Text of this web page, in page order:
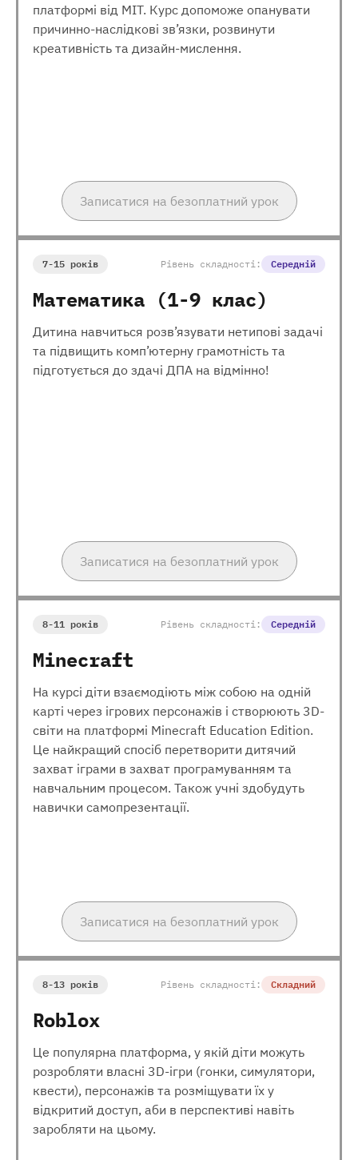
платформі від МІТ. Курс допоможе опанувати
причинно-наслідкові зв’язки, розвинути
креативність та дизайн-мислення.
Записатися на безоплатний урок
7-15 років Рівень складності: Середній
Математика (1-9 клас)
Дитина навчиться розв’язувати нетипові задачі
та підвищить комп’ютерну грамотність та
підготується до здачі ДПА на відмінно!
Записатися на безоплатний урок
8-11 років Рівень складності: Середній
Minecraft
На курсі діти взаємодіють між собою на одній
карті через ігрових персонажів і створюють 3D-
світи на платформі Minecraft Education Edition.
Це найкращий спосіб перетворити дитячий
захват іграми в захват програмуванням та
навчальним процесом. Також учні здобудуть
навички самопрезентації.
Записатися на безоплатний урок
8-13 років Рівень складності: Складний
Roblox
Це популярна платформа, у якій діти можуть
розробляти власні 3D-ігри (гонки, симулятори,
квести), персонажів та розміщувати їх у
відкритий доступ, аби в перспективі навіть
заробляти на цьому.